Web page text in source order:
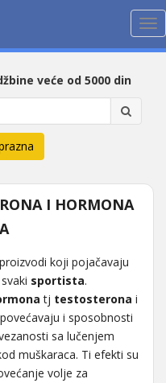
veće od 5000 din
I HORMONA
koji pojačavaju
sportista.
tj testosterona i
i sposobnosti
sa lučenjem
muškaraca. Ti efekti su
volje za